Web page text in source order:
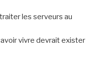
les serveurs au
vivre devrait exister